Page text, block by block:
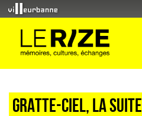
GRATTE-CIEL, la suite